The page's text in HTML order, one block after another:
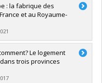
: la fabrique des
et au Royaume-
Le logement
trois provinces